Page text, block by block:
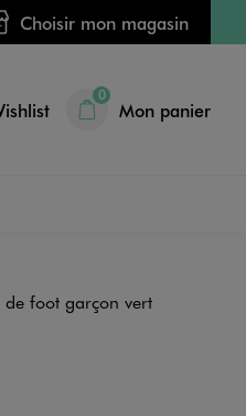
Choisir mon magasin
0
Mon panier
de foot garçon vert